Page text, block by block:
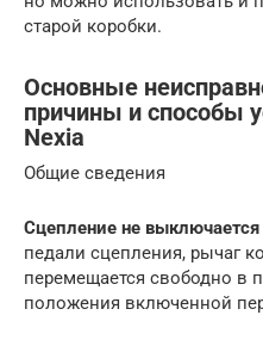
старой коробки.
Основные
причины и способы
Nexia
Общие сведения
Сцепление не выключается
педали сцепления, рычаг
перемещается свободно в
положения включенной